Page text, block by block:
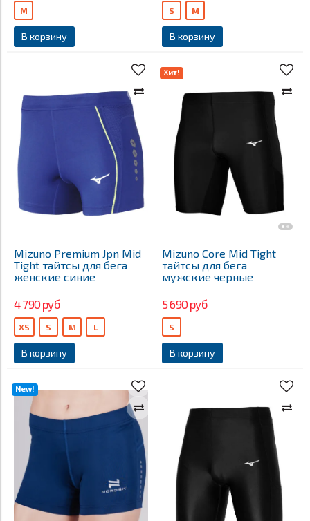
В корзину
М
В корзину
S M
Mizuno Premium Jpn Mid
Tight тайтсы для бега
женские синие
4 790 руб
В корзину
XS S M L
Хит!
Mizuno Core Mid Tight
тайтсы для бега
мужские черные
5 690 руб
В корзину
S
New!